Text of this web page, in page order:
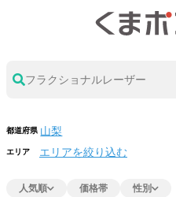
フラクショナルレーザー
都道府県
エリア エリアを絞り込む
人気順 価格帯 性別